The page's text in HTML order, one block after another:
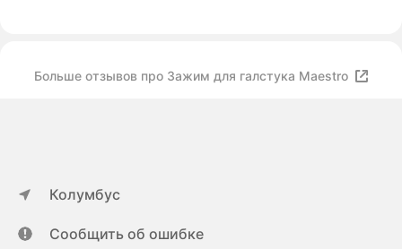
Больше отзывов про Зажим для галстука Maestro
Колумбус
Сообщить об ошибке